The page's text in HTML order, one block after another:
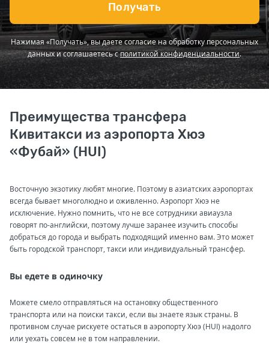
Получать
Нажимая «Получать», вы даете согласие на обработку персональных
данных и соглашаетесь сполитикой конфиденциальности.
Преимущества трансфера
Кивитакси из аэропорта Хюэ
«Фубай» (HUI)
Восточную экзотику любят многие. Поэтому в азиатских аэропортах
всегда бывает многолюдно и оживленно. Аэропорт Хюэ не
исключение. Нужно помнить, что не все сотрудники авиаузла
говорят по-английски, поэтому лучше заранее изучить способы
добраться до города и выбрать подходящий именно вам. Это может
быть городской транспорт, такси или индивидуальный трансфер.
Вы едете в одиночку
Можете смело отправляться на остановку общественного
транспорта или на поиски такси, если вы знаете язык страны. В
противном случае рискуете остаться в аэропорту Хюэ (HUI) надолго
или уехать совсем не в том направлении.